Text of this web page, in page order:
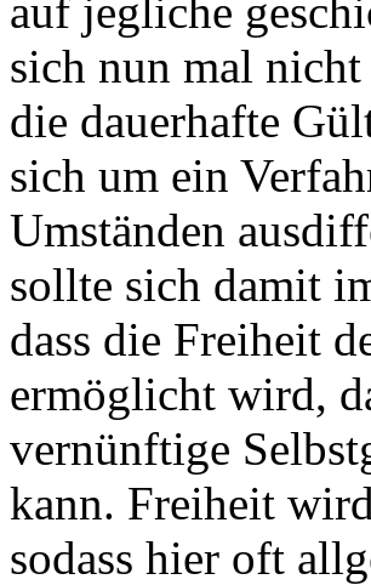
auf jegliche
sich nun mal nicht
die dauerhafte
sich um ein
Umständen
sollte sich damit
dass die Freiheit
ermöglicht wird,
vernünftige
kann. Freiheit
sodass hier oft